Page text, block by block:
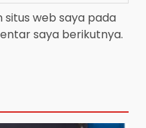
situs web saya pada
saya berikutnya.